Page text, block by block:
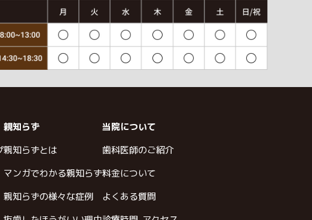
親知らず
親知らずとは
マンガでわかる親知らず
親知らずの様々な症例
当院について
歯科医師のご紹介
料金について
よくある質問